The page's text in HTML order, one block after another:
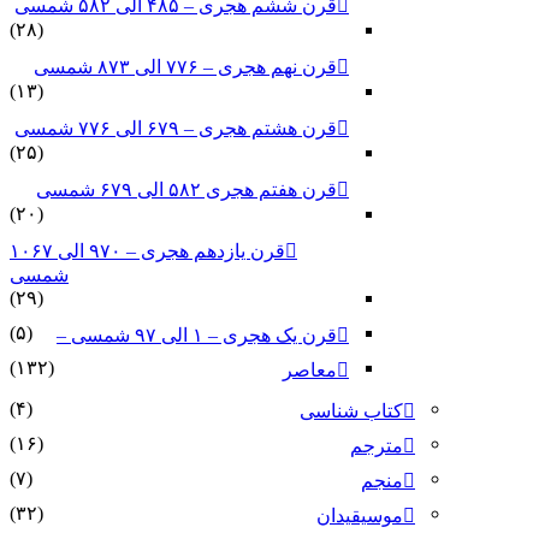
قرن ششم هجری – ۴۸۵ الی ۵۸۲ شمسی
(۲۸)
قرن نهم هجری – ۷۷۶ الی ۸۷۳ شمسی
(۱۳)
قرن هشتم هجری – ۶۷۹ الی ۷۷۶ شمسی
(۲۵)
قرن هفتم هجری ۵۸۲ الی ۶۷۹ شمسی
(۲۰)
قرن یازدهم هجری – ۹۷۰ الی ۱۰۶۷
شمسی
(۲۹)
قرن یک هجری – ۱ الی ۹۷ شمسی –
(۵)
معاصر
(۱۳۲)
کتاب شناسی
(۴)
مترجم
(۱۶)
منجم
(۷)
موسیقیدان
(۳۲)